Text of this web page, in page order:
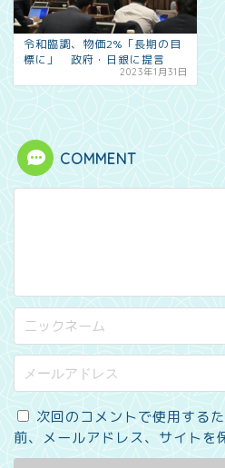
令和臨調、物価2%「長期の目
標に」 政府・日銀に提言
2023年1月31日
COMMENT
次回のコメントで使用する
前、メールアドレス、サイトを